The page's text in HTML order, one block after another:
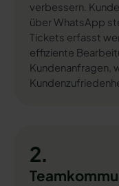
verbessern.
über WhatsApp
Tickets erfasst
effiziente
Kundenanfragen,
2.